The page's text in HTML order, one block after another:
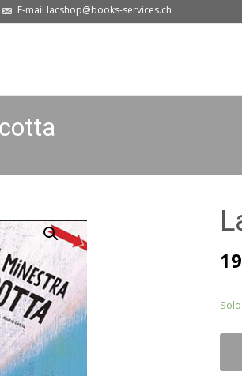
E-mail lacshop@books-services.ch